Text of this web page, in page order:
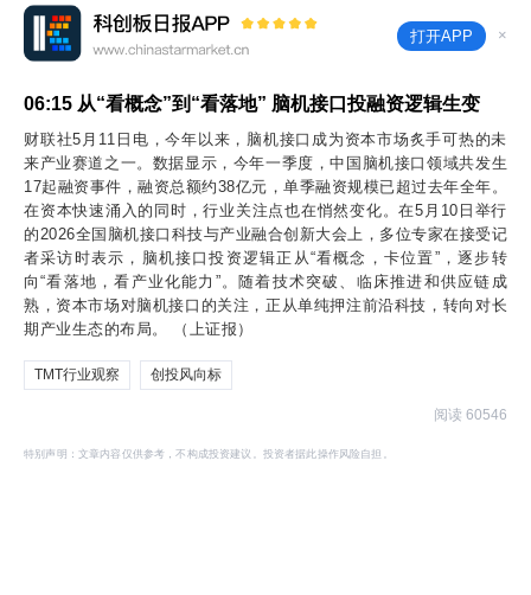
打开APP ×
06:15 从“看概念”到“看落地” 脑机接口投融资逻辑生变
财联社5月11日电，今年以来，脑机接口成为资本市场炙手可热的未
来产业赛道之一。数据显示，今年一季度，中国脑机接口领域共发生
17起融资事件，融资总额约38亿元，单季融资规模已超过去年全年。
在资本快速涌入的同时，行业关注点也在悄然变化。在5月10日举行
的2026全国脑机接口科技与产业融合创新大会上，多位专家在接受记
者采访时表示，脑机接口投资逻辑正从“看概念，卡位置”，逐步转
向“看落地，看产业化能力”。随着技术突破、临床推进和供应链成
熟，资本市场对脑机接口的关注，正从单纯押注前沿科技，转向对长
期产业生态的布局。 （上证报）
TMT行业观察 创投风向标
阅读 60546
特别声明：文章内容仅供参考，不构成投资建议。投资者据此操作风险自担。